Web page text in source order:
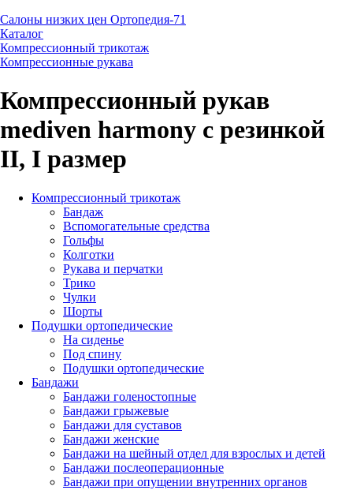
Салоны низких цен Ортопедия-71
Каталог
Компрессионный трикотаж
Компрессионные рукава
Компрессионный рукав
mediven harmony с резинкой
II, I размер
Компрессионный трикотаж
Бандаж
Вспомогательные средства
Гольфы
Колготки
Рукава и перчатки
Трико
Чулки
Шорты
Подушки ортопедические
На сиденье
Под спину
Подушки ортопедические
Бандажи
Бандажи голеностопные
Бандажи грыжевые
Бандажи для суставов
Бандажи женские
Бандажи на шейный отдел для взрослых и детей
Бандажи послеоперационные
Бандажи при опущении внутренних органов